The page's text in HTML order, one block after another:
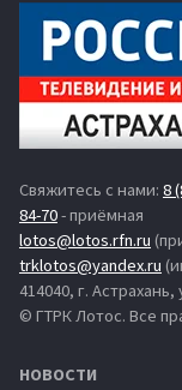
Свяжитесь с нами: 8
84-70- приёмная
lotos@lotos.rfn.ru
trklotos@yandex.ru
414040, г. Астрахань,
© ГТРК Лотос. Все
НОВОСТИ